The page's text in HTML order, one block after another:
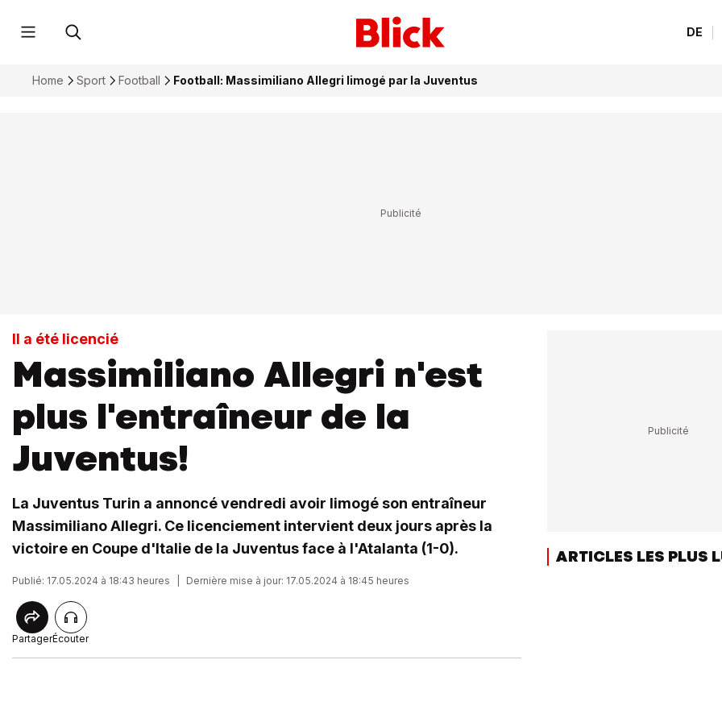
DE
Home Sport Football Football: Massimiliano Allegri limogé par la Juventus
Il a été licencié
Massimiliano Allegri n'est
plus l'entraîneur de la
Juventus!
La Juventus Turin a annoncé vendredi avoir limogé son entraîneur
Massimiliano Allegri. Ce licenciement intervient deux jours après la
victoire en Coupe d'Italie de la Juventus face à l'Atalanta (1-0).
Publié: 17.05.2024 à 18:43 heures Dernière mise à jour: 17.05.2024 à 18:45 heures
PartagerÉcouter
ARTICLES LES PLUS